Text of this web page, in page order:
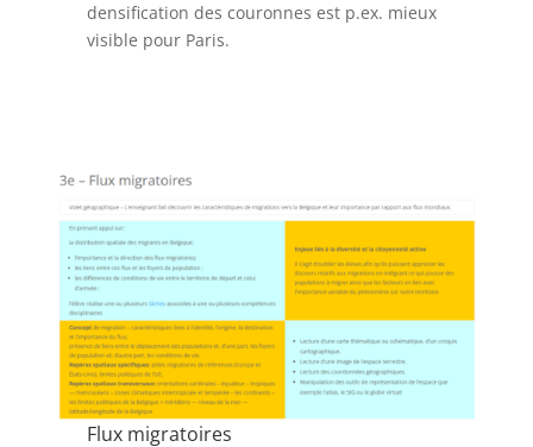
densification des couronnes est p.ex. mieux
visible pour Paris.
Flux migratoires